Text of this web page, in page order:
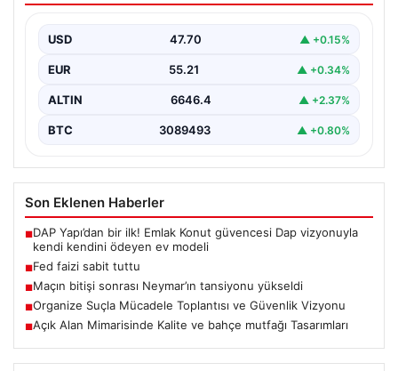
USD 47.70 ▲ +0.15%
EUR 55.21 ▲ +0.34%
ALTIN 6646.4 ▲ +2.37%
BTC 3089493 ▲ +0.80%
Son Eklenen Haberler
■DAP Yapı’dan bir ilk! Emlak Konut güvencesi Dap vizyonuyla
kendi kendini ödeyen ev modeli
■Fed faizi sabit tuttu
■Maçın bitişi sonrası Neymar’ın tansiyonu yükseldi
■Organize Suçla Mücadele Toplantısı ve Güvenlik Vizyonu
■Açık Alan Mimarisinde Kalite ve bahçe mutfağı Tasarımları